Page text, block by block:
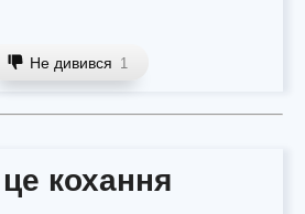
Не дивився 1
кохання